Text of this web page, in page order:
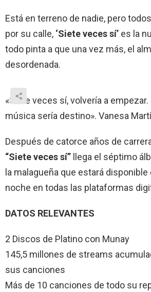
Está en terreno de nadie, pero
por su calle, ‘Siete veces sí’ es la
todo pinta a que una vez más, el
desordenada.
«Siete veces sí, volvería a
música sería destino». Vanesa
Después de catorce años de
“Siete veces sí” llega el séptimo
la malagueña que estará
noche en todas las plataformas
DATOS RELEVANTES
2 Discos de Platino con Munay
145,5 millones de streams
sus canciones
Más de 10 canciones de todo su